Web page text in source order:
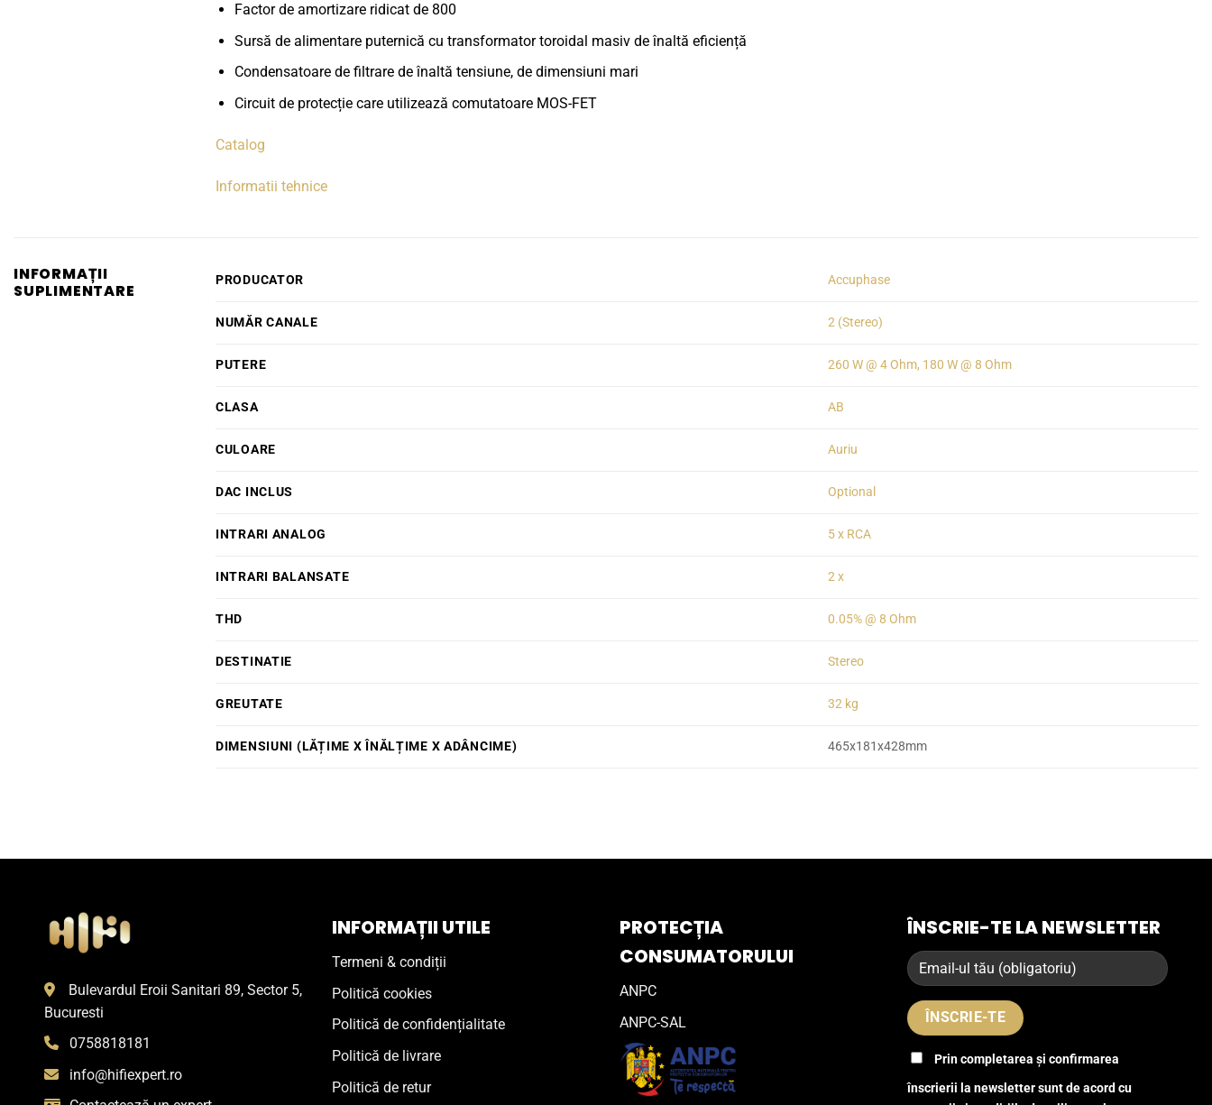
Factor de amortizare ridicat de 800
Sursă de alimentare puternică cu transformator toroidal masiv de înaltă eficiență
Condensatoare de filtrare de înaltă tensiune, de dimensiuni mari
Circuit de protecție care utilizează comutatoare MOS-FET
Catalog
Informatii tehnice
INFORMAȚII
SUPLIMENTARE
PRODUCATOR Accuphase
NUMĂR CANALE 2 (Stereo)
PUTERE 260 W @ 4 Ohm, 180 W @ 8 Ohm
CLASA AB
CULOARE Auriu
DAC INCLUS Optional
INTRARI ANALOG 5 x RCA
INTRARI BALANSATE 2 x
THD 0.05% @ 8 Ohm
DESTINATIE Stereo
GREUTATE 32 kg
DIMENSIUNI (LĂȚIME X ÎNĂLȚIME X ADÂNCIME) 465x181x428mm
Bulevardul Eroii Sanitari 89, Sector 5,
Bucuresti
0758818181
info@hifiexpert.ro
INFORMAȚII UTILE
Termeni & condiții
Politică cookies
Politică de confidențialitate
Politică de livrare
Politică de retur
PROTECȚIA
CONSUMATORULUI
ANPC
ANPC-SAL
ÎNSCRIE-TE LA NEWSLETTER
Prin completarea și confirmarea
înscrierii la newsletter sunt de acord cu